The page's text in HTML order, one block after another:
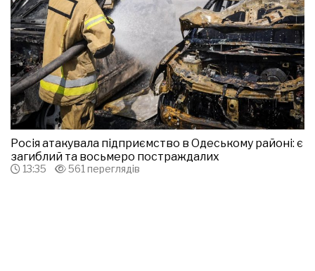
Росія атакувала підприємство в Одеському районі: є
загиблий та восьмеро постраждалих
13:35 561 переглядів